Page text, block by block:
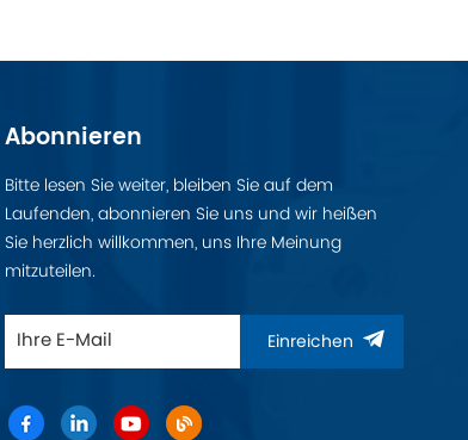
Abonnieren
Bitte lesen Sie weiter, bleiben Sie auf dem
Laufenden, abonnieren Sie uns und wir heißen
Sie herzlich willkommen, uns Ihre Meinung
mitzuteilen.
Einreichen